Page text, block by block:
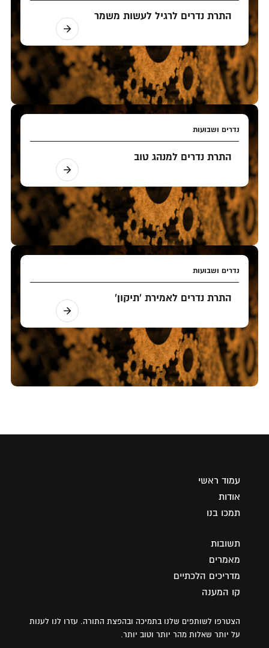
התרת נדרים לרגיל לעשות משמר
נדרים ושבועות
התרת נדרים למנהג טוב
נדרים ושבועות
התרת נדרים לאמירת 'תיקון'
עמוד ראשי
אודות
תמכו בנו
תשובות
מאמרים
מדריכים הלכתיים
קו המענה
הצטרפו לשותפים שלנו בתמיכה ובהפצת התורה. עזרו לנו לענות
על יותר שאלות מהר יותר וטוב יותר.